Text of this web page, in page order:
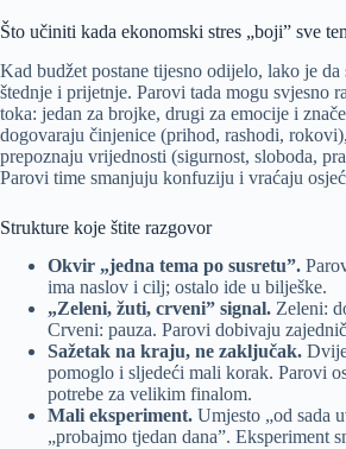
Što učiniti kada ekonomski stres „boji” sve
Kad budžet postane tijesno odijelo, lako je
štednje i prijetnje. Parovi tada mogu svjesno
toka: jedan za brojke, drugi za emocije i
dogovaraju činjenice (prihod, rashodi,
prepoznaju vrijednosti (sigurnost, sloboda,
Parovi time smanjuju konfuziju i vraćaju
Strukture koje štite razgovor
Okvir „jedna tema po susretu”.
ima naslov i cilj; ostalo ide u bilješke.
„Zeleni, žuti, crveni” signal. Zeleni:
Crveni: pauza. Parovi dobivaju
Sažetak na kraju, ne zaključak.
pomoglo i sljedeći mali korak. Parovi
potrebe za velikim finalom.
Mali eksperiment. Umjesto „od sada
„probajmo tjedan dana”. Eksperiment